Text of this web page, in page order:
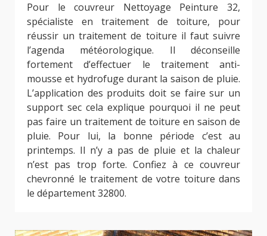
Pour le couvreur Nettoyage Peinture 32,
spécialiste en traitement de toiture, pour
réussir un traitement de toiture il faut suivre
l’agenda météorologique. Il déconseille
fortement d’effectuer le traitement anti-
mousse et hydrofuge durant la saison de pluie.
L’application des produits doit se faire sur un
support sec cela explique pourquoi il ne peut
pas faire un traitement de toiture en saison de
pluie. Pour lui, la bonne période c’est au
printemps. Il n’y a pas de pluie et la chaleur
n’est pas trop forte. Confiez à ce couvreur
chevronné le traitement de votre toiture dans
le département 32800.